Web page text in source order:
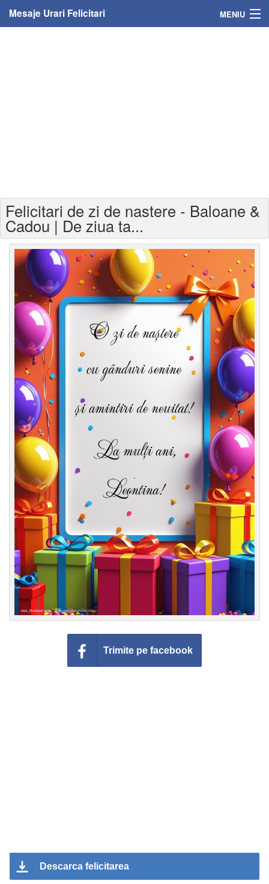
Mesaje Urari Felicitari MENIU
Felicitari varsta
Felicitari zilele anului
Felicitari zile saptamana
Felicitari muzicale
Felicitari muzicale personalizate
Felicitari animate
Invitatii personalizate
Felicitari de zi de nastere - Baloane &
Cadou | De ziua ta...
Trimite pe facebook
Descarca felicitarea